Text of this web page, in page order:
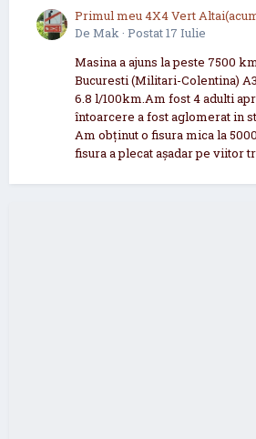
Primul meu 4X4 Vert
2021 now 2026
De Mak· Postat17 Iulie
Masina a ajuns la peste 7500
Bucuresti (Militari-Colentina)
6.8 l/100km.Am fost 4 adulti
întoarcere a fost aglomerat in
Am obținut o fisura mica la
fisura a plecat așadar pe viitor